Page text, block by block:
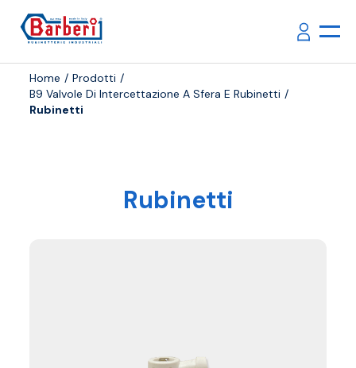
Home
Prodotti
B9 Valvole Di Intercettazione A Sfera E Rubinetti
Rubinetti
Rubinetti